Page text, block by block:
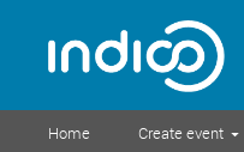
Home Create event